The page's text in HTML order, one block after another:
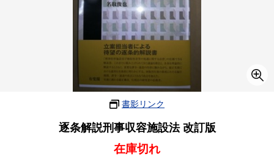
書影リンク
逐条解説刑事収容施設法 改訂版
在庫切れ